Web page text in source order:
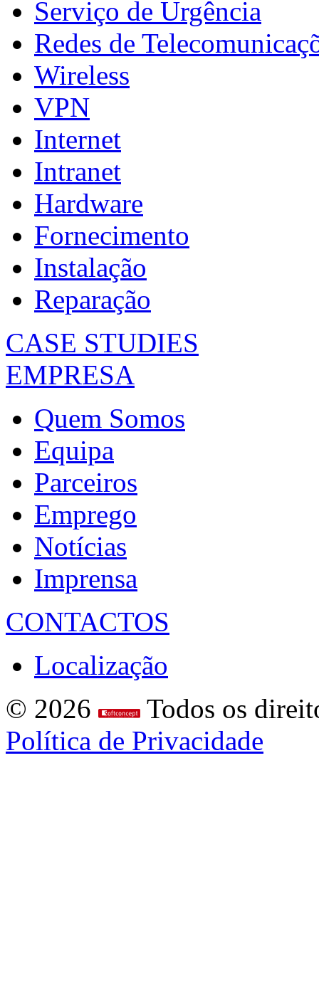
Serviço de Urgência
Redes de
Wireless
VPN
Internet
Intranet
Hardware
Fornecimento
Instalação
Reparação
CASE STUDIES
EMPRESA
Quem Somos
Equipa
Parceiros
Emprego
Notícias
Imprensa
CONTACTOS
Localização
© 2026
Todos os
Política de Privacidade